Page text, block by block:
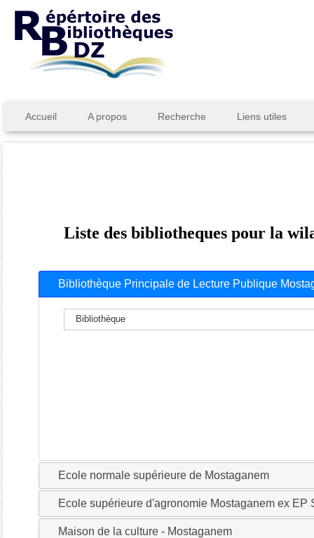
Accueil A propos Recherche Liens utiles
Liste des bibliotheques pour la
Bibliothèque Principale de Lecture Publique
Bibliothèque
Ecole normale supérieure de Mostaganem
Ecole supérieure d'agronomie Mostaganem ex EP
Maison de la culture - Mostaganem